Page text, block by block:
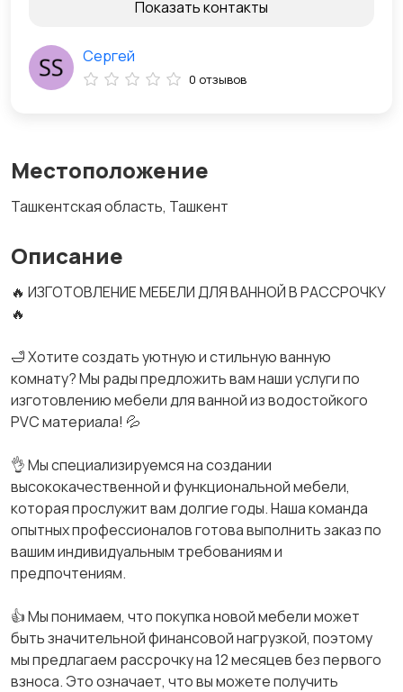
Местоположение
Ташкентская область, Ташкент
Описание
🔥 ИЗГОТОВЛЕНИЕ МЕБЕЛИ ДЛЯ ВАННОЙ В РАССРОЧКУ
🔥
🛁 Хотите создать уютную и стильную ванную
комнату? Мы рады предложить вам наши услуги по
изготовлению мебели для ванной из водостойкого
PVC материала! 💦
👌 Мы специализируемся на создании
высококачественной и функциональной мебели,
которая прослужит вам долгие годы. Наша команда
опытных профессионалов готова выполнить заказ по
вашим индивидуальным требованиям и
предпочтениям.
👍 Мы понимаем, что покупка новой мебели может
быть значительной финансовой нагрузкой, поэтому
мы предлагаем рассрочку на 12 месяцев без первого
взноса. Это означает, что вы можете получить
Показать контакты
Сергей
0 отзывов